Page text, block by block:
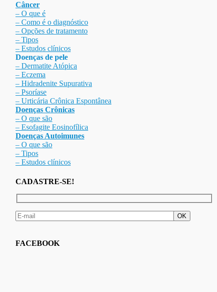
Câncer
– O que é
– Como é o diagnóstico
– Opções de tratamento
– Tipos
– Estudos clínicos
Doenças de pele
– Dermatite Atópica
– Eczema
– Hidradenite Supurativa
– Psoríase
– Urticária Crônica Espontânea
Doenças Crônicas
– O que são
– Esofagite Eosinofílica
Doenças Autoimunes
– O que são
– Tipos
– Estudos clínicos
CADASTRE-SE!
FACEBOOK